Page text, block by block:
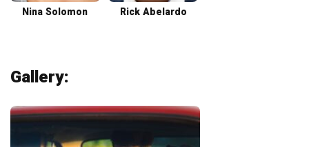
Nina Solomon Rick Abelardo
Gallery: